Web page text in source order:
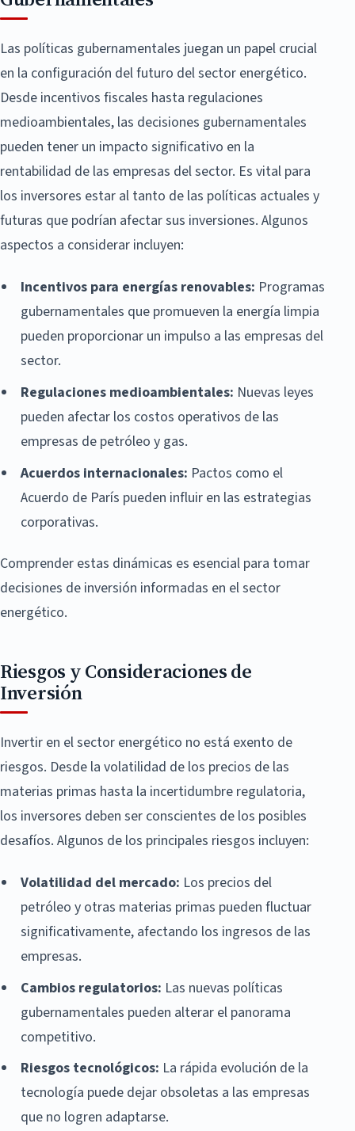
Las políticas gubernamentales juegan un papel crucial
en la configuración del futuro del sector energético.
Desde incentivos fiscales hasta regulaciones
medioambientales, las decisiones gubernamentales
pueden tener un impacto significativo en la
rentabilidad de las empresas del sector. Es vital para
los inversores estar al tanto de las políticas actuales y
futuras que podrían afectar sus inversiones. Algunos
aspectos a considerar incluyen:
Incentivos para energías renovables: Programas
gubernamentales que promueven la energía limpia
pueden proporcionar un impulso a las empresas del
sector.
Regulaciones medioambientales: Nuevas leyes
pueden afectar los costos operativos de las
empresas de petróleo y gas.
Acuerdos internacionales: Pactos como el
Acuerdo de París pueden influir en las estrategias
corporativas.
Comprender estas dinámicas es esencial para tomar
decisiones de inversión informadas en el sector
energético.
Riesgos y Consideraciones de
Inversión
Invertir en el sector energético no está exento de
riesgos. Desde la volatilidad de los precios de las
materias primas hasta la incertidumbre regulatoria,
los inversores deben ser conscientes de los posibles
desafíos. Algunos de los principales riesgos incluyen:
Volatilidad del mercado: Los precios del
petróleo y otras materias primas pueden fluctuar
significativamente, afectando los ingresos de las
empresas.
Cambios regulatorios: Las nuevas políticas
gubernamentales pueden alterar el panorama
competitivo.
Riesgos tecnológicos: La rápida evolución de la
tecnología puede dejar obsoletas a las empresas
que no logren adaptarse.